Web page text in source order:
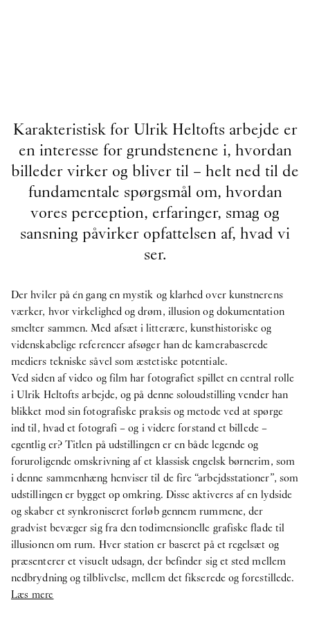
Karakteristisk for Ulrik Heltofts arbejde er
en interesse for grundstenene i, hvordan
billeder virker og bliver til – helt ned til de
fundamentale spørgsmål om, hvordan
vores perception, erfaringer, smag og
sansning påvirker opfattelsen af, hvad vi
ser.
Der hviler på én gang en mystik og klarhed over kunstnerens
værker, hvor virkelighed og drøm, illusion og dokumentation
smelter sammen. Med afsæt i litterære, kunsthistoriske og
videnskabelige referencer afsøger han de kamerabaserede
mediers tekniske såvel som æstetiske potentiale.
Ved siden af video og film har fotografiet spillet en central rolle
i Ulrik Heltofts arbejde, og på denne soloudstilling vender han
blikket mod sin fotografiske praksis og metode ved at spørge
ind til, hvad et fotografi – og i videre forstand et billede –
egentlig er? Titlen på udstillingen er en både legende og
foruroligende omskrivning af et klassisk engelsk børnerim, som
i denne sammenhæng henviser til de fire “arbejdsstationer”, som
udstillingen er bygget op omkring. Disse aktiveres af en lydside
og skaber et synkroniseret forløb gennem rummene, der
gradvist bevæger sig fra den todimensionelle grafiske flade til
illusionen om rum. Hver station er baseret på et regelsæt og
præsenterer et visuelt udsagn, der befinder sig et sted mellem
nedbrydning og tilblivelse, mellem det fikserede og forestillede.
Læs mere